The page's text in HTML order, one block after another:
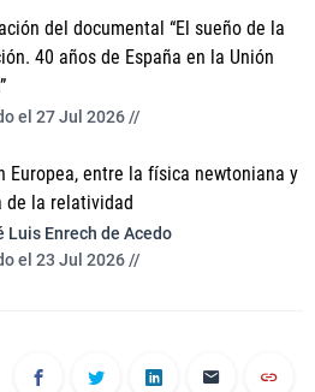
del documental “El sueño de la
40 años de España en la Unión
el 27 Jul 2026 //
Europea, entre la física newtoniana y
de la relatividad
Luis Enrech de Acedo
el 23 Jul 2026 //